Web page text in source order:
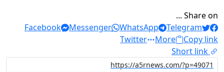
Share on ...
Facebook
Messenger WhatsApp
Telegram
Twitter
More
Copy link
Short link